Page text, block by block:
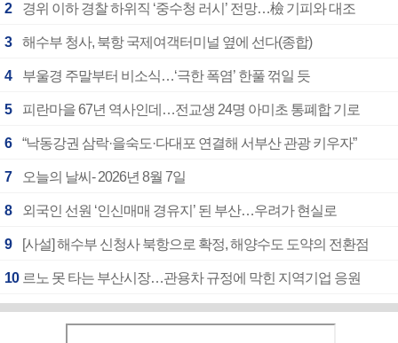
2 경위 이하 경찰 하위직 ‘중수청 러시’ 전망…檢 기피와 대조
3 해수부 청사, 북항 국제여객터미널 옆에 선다(종합)
4 부울경 주말부터 비소식…‘극한 폭염’ 한풀 꺾일 듯
5 피란마을 67년 역사인데…전교생 24명 아미초 통폐합 기로
6 “낙동강권 삼락·을숙도·다대포 연결해 서부산 관광 키우자”
7 오늘의 날씨- 2026년 8월 7일
8 외국인 선원 ‘인신매매 경유지’ 된 부산…우려가 현실로
9 [사설] 해수부 신청사 북항으로 확정, 해양수도 도약의 전환점
10 르노 못 타는 부산시장…관용차 규정에 막힌 지역기업 응원